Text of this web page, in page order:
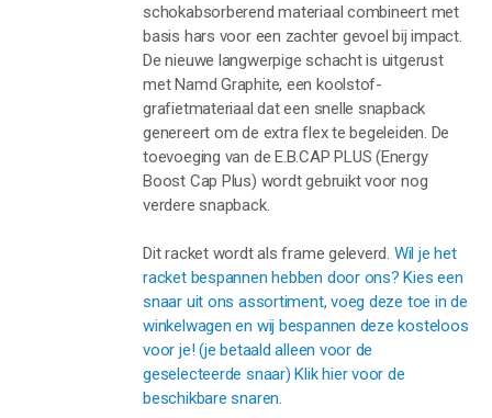
schokabsorberend materiaal combineert met
basis hars voor een zachter gevoel bij impact.
De nieuwe langwerpige schacht is uitgerust
met Namd Graphite, een koolstof-
grafietmateriaal dat een snelle snapback
genereert om de extra flex te begeleiden. De
toevoeging van de E.B.CAP PLUS (Energy
Boost Cap Plus) wordt gebruikt voor nog
verdere snapback.
Dit racket wordt als frame geleverd. Wil je het
racket bespannen hebben door ons? Kies een
snaar uit ons assortiment, voeg deze toe in de
winkelwagen en wij bespannen deze kosteloos
voor je! (je betaald alleen voor de
geselecteerde snaar) Klik hier voor de
beschikbare snaren.